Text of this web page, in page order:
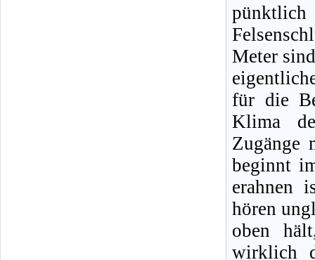
Meter
für die
Klima
Zugänge
beginnt
erahnen
hören
oben
wirklich